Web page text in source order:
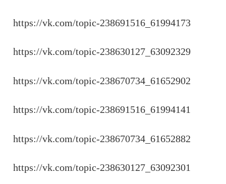
https://vk.com/topic-238691516_61994173
https://vk.com/topic-238630127_63092329
https://vk.com/topic-238670734_61652902
https://vk.com/topic-238691516_61994141
https://vk.com/topic-238670734_61652882
https://vk.com/topic-238630127_63092301